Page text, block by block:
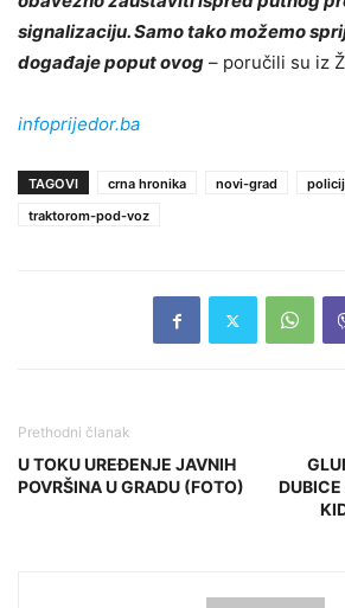
signalizaciju. Samo tako možemo
događaje poput ovog – poručili su iz
infoprijedor.ba
TAGOVI crna hronika novi-grad
traktorom-pod-voz
Prethodni članak
U TOKU UREĐENJE JAVNIH
POVRŠINA U GRADU (FOTO)